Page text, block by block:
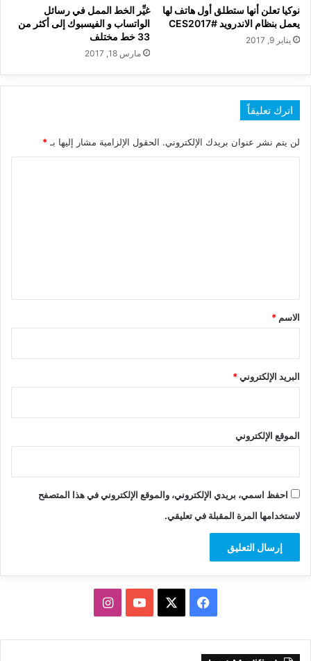
نوكيا تعلن أنها ستطلق أول هاتف لها
يعمل بنظام الاندرويد #CES2017
يناير 9, 2017
غيِّر الخط الممل في رسائل
الواتساب و الفيسبوك إلى أكثر من
33 خط مختلف
مارس 18, 2017
اترك تعليقاً
لن يتم نشر عنوان بريدك الإلكتروني. الحقول الإلزامية مشار إليها بـ *
*
الاسم *
البريد الإلكتروني*
الموقع الإلكتروني
احفظ اسمي، بريدي الإلكتروني، والموقع الإلكتروني في هذا المتصفح
لاستخدامها المرة المقبلة في تعليقي.
فيسبوك ‫YouTubeانستقرام